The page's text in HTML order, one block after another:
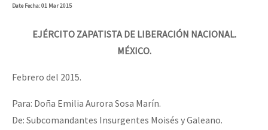
DateFecha: 01 Mar 2015
EJÉRCITO ZAPATISTA DE LIBERACIÓN NACIONAL.
MÉXICO.
Febrero del 2015.
Para: Doña Emilia Aurora Sosa Marín.
De: Subcomandantes Insurgentes Moisés y Galeano.